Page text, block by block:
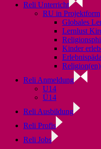
Reli Unterricht
RU in Projektform
Globales
Lernlust
Kinder
Reli Anmeldung
U14
Ü14
Reli Ausbildung
Reli Profis
Reli Jobs